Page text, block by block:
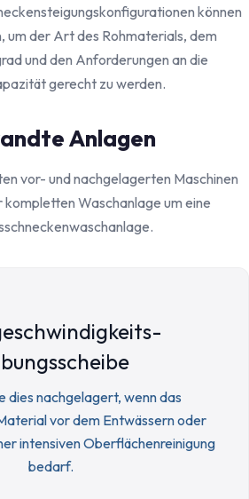
können
um der Art des Rohmaterials, dem
und den Anforderungen an die
gerecht zu werden.
Anlagen
vor- und nachgelagerten Maschinen
Waschanlage um eine
dies nachgelagert, wenn das
vor dem Entwässern oder
intensiven Oberflächenreinigung
bedarf.